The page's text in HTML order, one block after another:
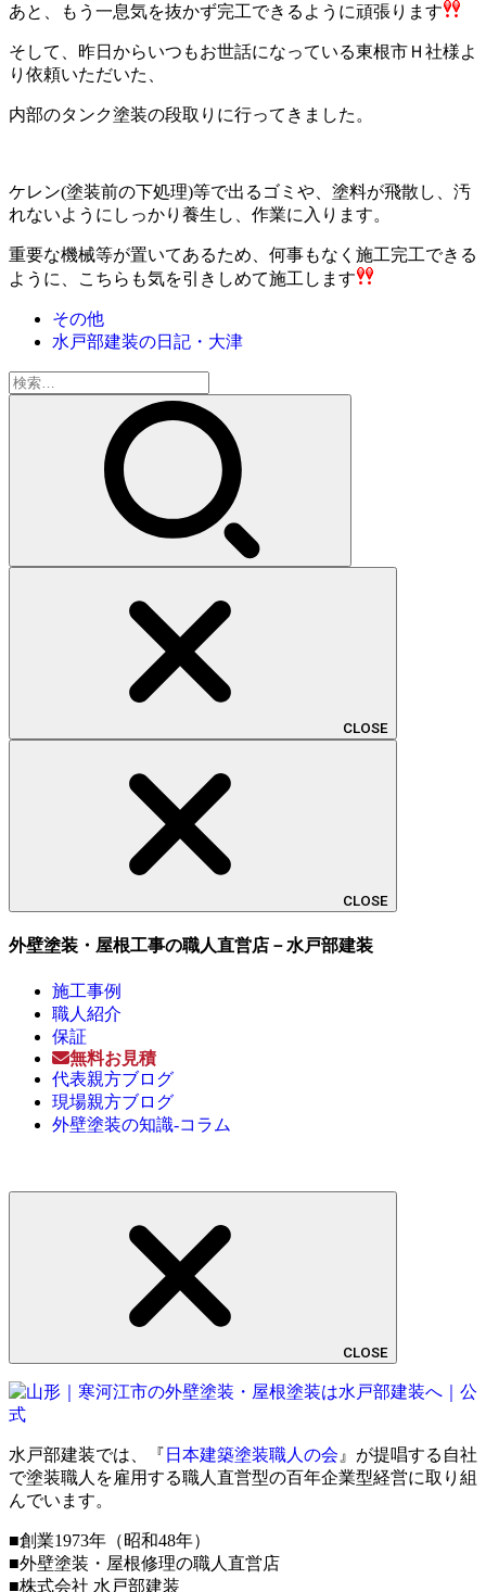
あと、もう一息気を抜かず完工できるように頑張ります
そして、昨日からいつもお世話になっている東根市Ｈ社様よ
り依頼いただいた、
内部のタンク塗装の段取りに行ってきました。
ケレン(塗装前の下処理)等で出るゴミや、塗料が飛散し、汚
れないようにしっかり養生し、作業に入ります。
重要な機械等が置いてあるため、何事もなく施工完工できる
ように、こちらも気を引きしめて施工します
その他
水戸部建装の日記・大津
検
索:
CLOSE
CLOSE
外壁塗装・屋根工事の職人直営店－水戸部建装
施工事例
職人紹介
保証
無料お見積
代表親方ブログ
現場親方ブログ
外壁塗装の知識-コラム
CLOSE
水戸部建装では、『 日本建築塗装職人の会 』が提唱する自社
で塗装職人を雇用する職人直営型の百年企業型経営に取り組
んでいます。
■創業1973年（昭和48年）
■外壁塗装・屋根修理の職人直営店
■株式会社 水戸部建装